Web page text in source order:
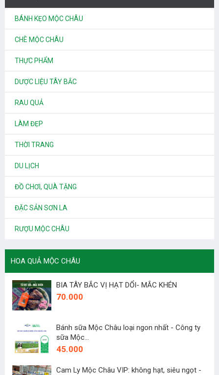
BÁNH KẸO MỘC CHÂU
CHÈ MỘC CHÂU
THỰC PHẨM
DƯỢC LIỆU TÂY BẮC
RAU QUẢ
LÀM ĐẸP
THỜI TRANG
DU LỊCH
ĐỒ CHƠI, QUÀ TẶNG
ĐẶC SẢN SƠN LA
RƯỢU MỘC CHÂU
HOA QUẢ MỘC CHÂU
BIA TÂY BẮC VỊ HẠT DỔI- MẮC KHÉN
70.000
Bánh sữa Mộc Châu loại ngon nhất - Công ty
sữa Mộc...
45.000
Cam Ly Mộc Châu VIP: không hạt, siêu ngọt -